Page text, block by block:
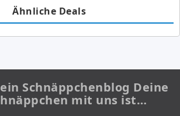
Ähnliche Deals
Schnäppchenblog Deine
mit uns ist…